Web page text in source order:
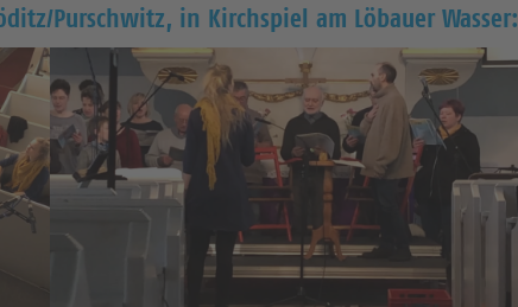
Purschwitz, in Kirchspiel am Löbauer Wasser: